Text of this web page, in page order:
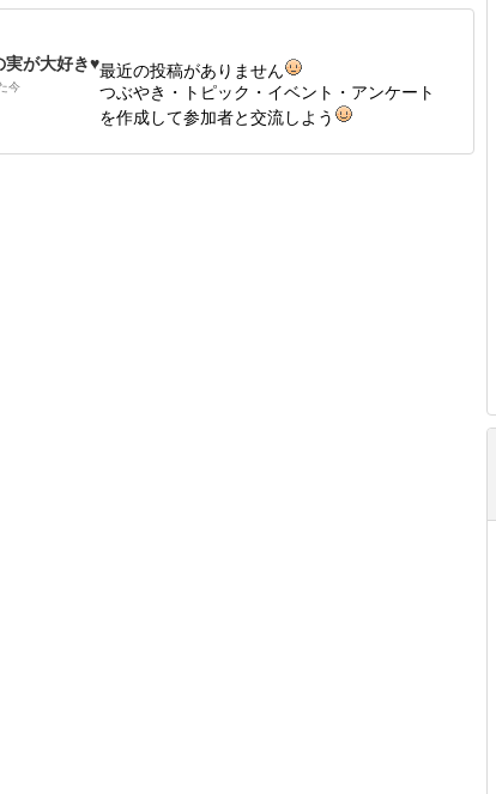
実が大好き♥
今
最近の投稿がありません
つぶやき・トピック・イベント・アンケート
を作成して参加者と交流しよう